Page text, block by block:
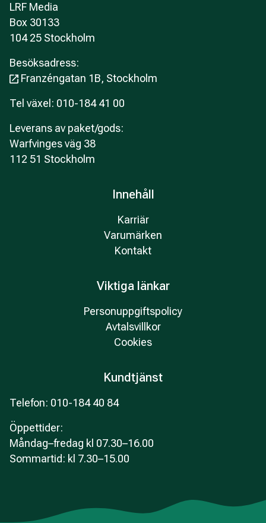
LRF Media
Box 30133
104 25 Stockholm
Besöksadress:
Franzéngatan 1B, Stockholm
Tel växel: 010-184 41 00
Leverans av paket/gods:
Warfvinges väg 38
112 51 Stockholm
Innehåll
Karriär
Varumärken
Kontakt
Viktiga länkar
Personuppgiftspolicy
Avtalsvillkor
Cookies
Kundtjänst
Telefon: 010-184 40 84
Öppettider:
Måndag–fredag kl 07.30–16.00
Sommartid: kl 7.30–15.00